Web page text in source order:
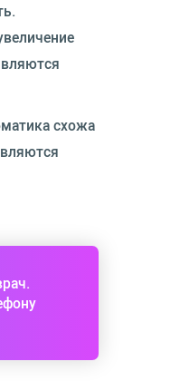
схожа